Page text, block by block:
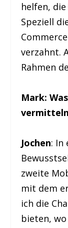
helfen,
Speziell
verzahnt.
Rahmen
Mark:
Jochen: In
zweite
mit dem
ich die
bieten,